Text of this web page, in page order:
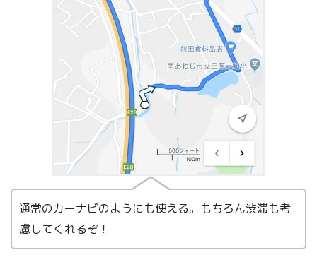
通常のカーナビのようにも使える。もちろん渋滞も考
慮してくれるぞ！